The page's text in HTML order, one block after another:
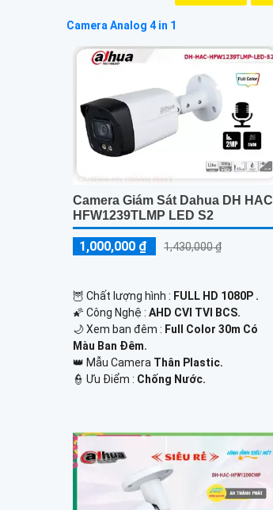
Camera Analog 4 in 1
Camera Giám Sát Dahua DH HAC
HFW1239TLMP LED S2
1,000,000 ₫ 1,430,000 ₫
🦉 Chất lượng hình : FULL HD 1080P .
🌠 Công Nghệ : AHD CVI TVI BCS.
🌙 Xem ban đêm : Full Color 30m Có
Màu Ban Đêm.
👑 Mẫu Camera Thân Plastic.
️👮 Ưu Điểm : Chống Nước.